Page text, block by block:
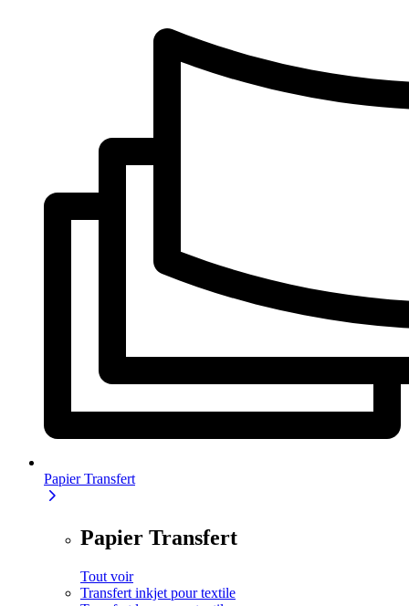
Papier Transfert
Papier Transfert
Tout voir
Transfert inkjet pour textile